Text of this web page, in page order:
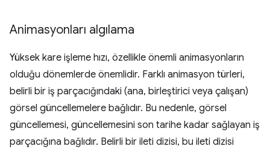
Animasyonları algılama
Yüksek kare işleme hızı, özellikle önemli animasyonların
olduğu dönemlerde önemlidir. Farklı animasyon türleri,
belirli bir iş parçacığındaki (ana, birleştirici veya çalışan)
görsel güncellemelere bağlıdır. Bu nedenle, görsel
güncellemesi, güncellemesini son tarihe kadar sağlayan iş
parçacığına bağlıdır. Belirli bir ileti dizisi, bu ileti dizisi